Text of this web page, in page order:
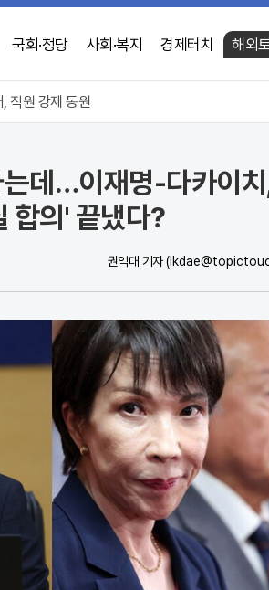
국회·정당 사회·복지 경제터치 해외
개씩 먹었다
직원 강제 동원
"앞뒤 안 맞아"
는데…이재명-다카이
합의' 끝냈다?
권익대 기자